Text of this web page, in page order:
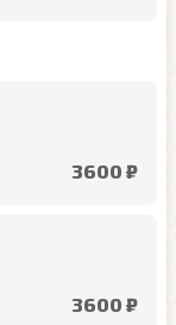
3600 ₽
3600 ₽